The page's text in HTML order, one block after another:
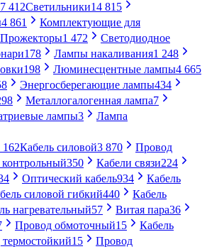
412Светильники14 815
4 861
Комплектующие для
Прожекторы1 472
Светодиодное
178 Лампы накаливания1 248
198 Люминесцентные лампы4 665
Энергосберегающие лампы434
Металлогалогенная лампа7
лампы3
Лампа
162Кабель силовой3 870
Провод
контрольный350 Кабели связи224
Оптический кабель934
Кабель
силовой гибкий440
Кабель
нагревательный57 Витая пара36
Провод обмоточный15
Кабель
15
Провод